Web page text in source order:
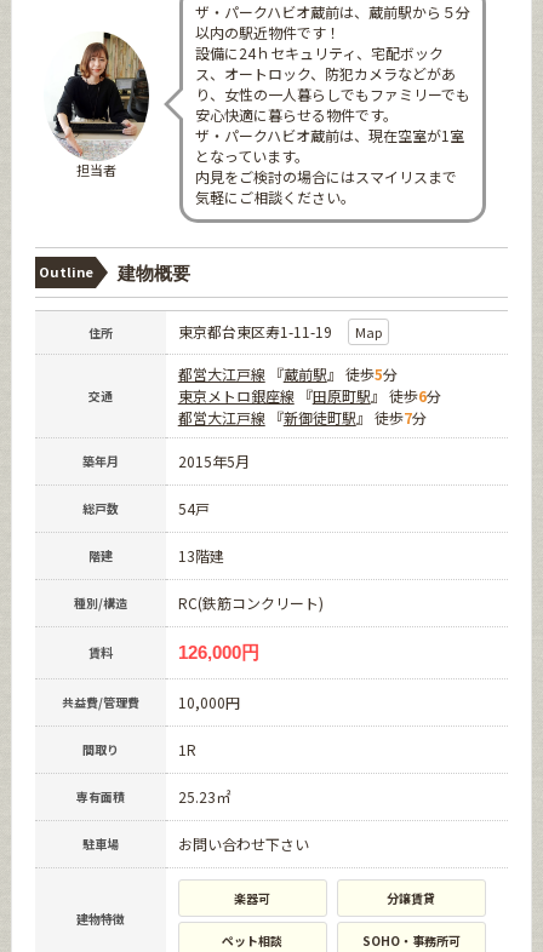
担当者
ザ・パークハビオ蔵前は、蔵前駅から５分
以内の駅近物件です！
設備に24ｈセキュリティ、宅配ボック
ス、オートロック、防犯カメラなどがあ
り、女性の一人暮らしでもファミリーでも
安心快適に暮らせる物件です。
ザ・パークハビオ蔵前は、現在空室が1室
となっています。
内見をご検討の場合にはスマイリスまで
気軽にご相談ください。
Outline 建物概要
住所 東京都台東区寿1-11-19 Map
交通
都営大江戸線『蔵前駅』 徒歩5分
東京メトロ銀座線『田原町駅』 徒歩6分
都営大江戸線『新御徒町駅』 徒歩7分
築年月 2015年5月
総戸数 54戸
階建 13階建
種別/構造 RC(鉄筋コンクリート)
賃料 126,000円
共益費/管理費 10,000円
間取り 1R
専有面積 25.23㎡
駐車場 お問い合わせ下さい
建物特徴
楽器可 分譲賃貸
ペット相談 SOHO・事務所可